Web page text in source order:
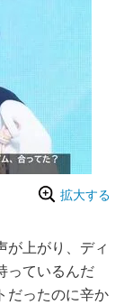
拡大する
上がり、ディ
っているんだ
だったのに辛か